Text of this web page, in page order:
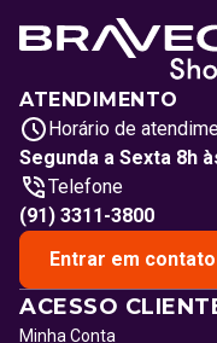
ATENDIMENTO
Horário de
Segunda a Sexta 8h
Telefone
(91) 3311-3800
Entrar em contato
ACESSO
Minha Conta